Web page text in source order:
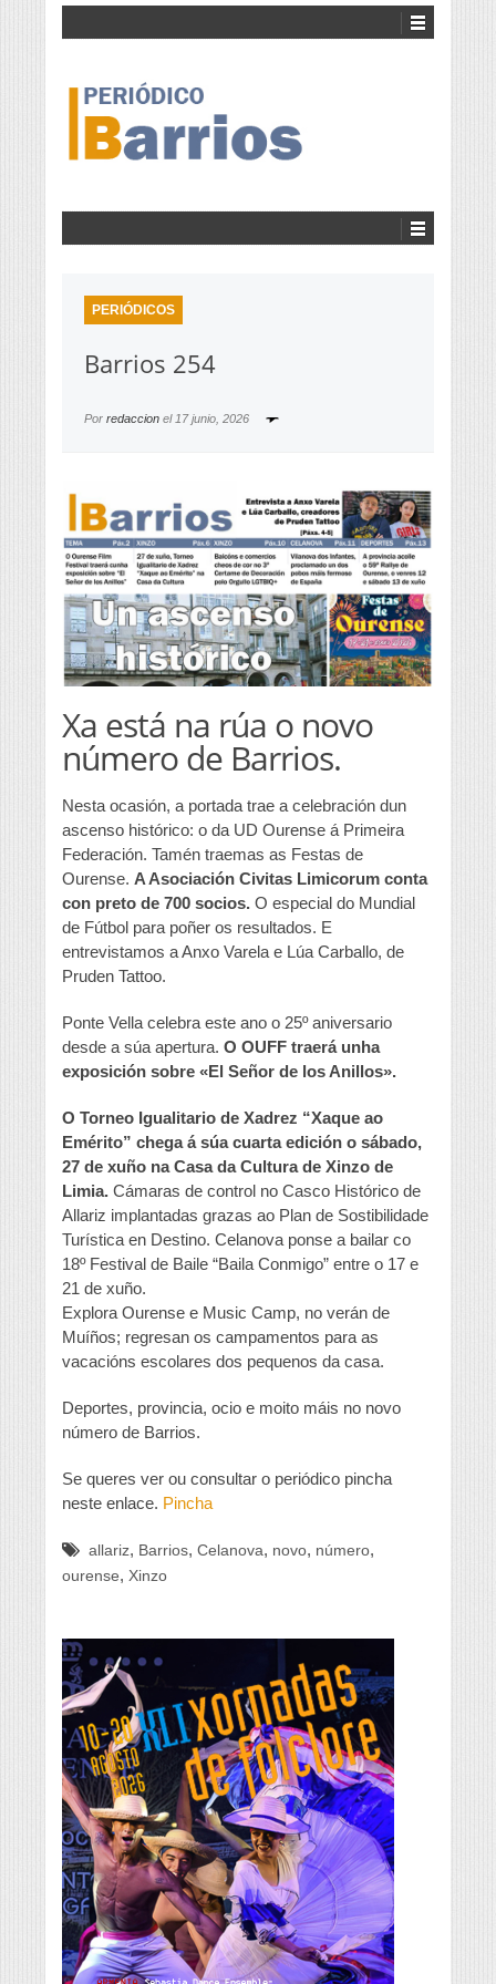
PERIÓDICOS
Barrios 254
Por redaccion el 17 junio, 2026
Xa está na rúa o novo
número de Barrios.
Nesta ocasión, a portada trae a celebración dun
ascenso histórico: o da UD Ourense á Primeira
Federación. Tamén traemas as Festas de
Ourense. A Asociación Civitas Limicorum conta
con preto de 700 socios. O especial do Mundial
de Fútbol para poñer os resultados. E
entrevistamos a Anxo Varela e Lúa Carballo, de
Pruden Tattoo.
Ponte Vella celebra este ano o 25º aniversario
desde a súa apertura. O OUFF traerá unha
exposición sobre «El Señor de los Anillos».
O Torneo Igualitario de Xadrez “Xaque ao
Emérito” chega á súa cuarta edición o sábado,
27 de xuño na Casa da Cultura de Xinzo de
Limia. Cámaras de control no Casco Histórico de
Allariz implantadas grazas ao Plan de Sostibilidade
Turística en Destino. Celanova ponse a bailar co
18º Festival de Baile “Baila Conmigo” entre o 17 e
21 de xuño.
Explora Ourense e Music Camp, no verán de
Muíños; regresan os campamentos para as
vacacións escolares dos pequenos da casa.
Deportes, provincia, ocio e moito máis no novo
número de Barrios.
Se queres ver ou consultar o periódico pincha
neste enlace. Pincha
allariz, Barrios, Celanova, novo, número,
ourense, Xinzo